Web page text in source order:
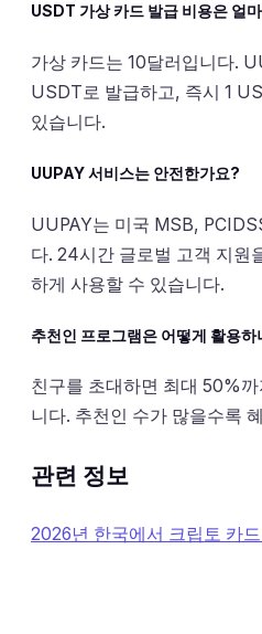
USDT 가상 카드 발급 비용은 얼
가상 카드는 10달러입니다.
USDT로 발급하고, 즉시 1
있습니다.
UUPAY 서비스는 안전한가요?
UUPAY는 미국 MSB,
다. 24시간 글로벌 고객 지원
하게 사용할 수 있습니다.
추천인 프로그램은 어떻게 활용하
친구를 초대하면 최대 50%
니다. 추천인 수가 많을수록
관련 정보
2026년 한국에서 크립토 카